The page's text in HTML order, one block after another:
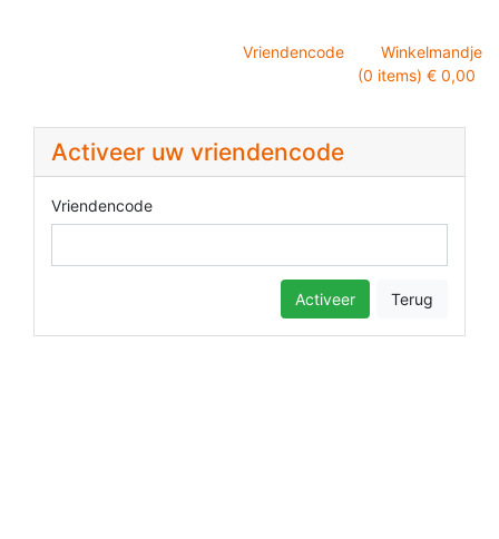
Vriendencode
Winkelmandje
(0 items) € 0,00
Activeer uw vriendencode
Vriendencode
Terug
Activeer